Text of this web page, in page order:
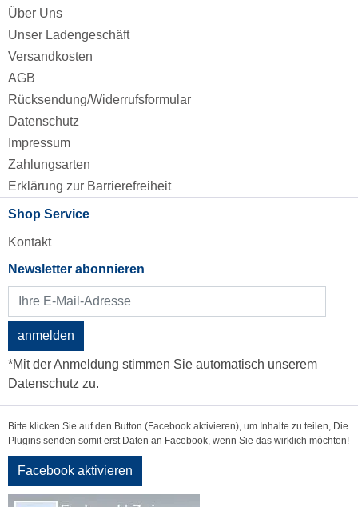
Über Uns
Unser Ladengeschäft
Versandkosten
AGB
Rücksendung/Widerrufsformular
Datenschutz
Impressum
Zahlungsarten
Erklärung zur Barrierefreiheit
Shop Service
Kontakt
Newsletter abonnieren
anmelden
*Mit der Anmeldung stimmen Sie automatisch unserem
Datenschutz zu.
Bitte klicken Sie auf den Button (Facebook aktivieren), um Inhalte zu teilen, Die
Plugins senden somit erst Daten an Facebook, wenn Sie das wirklich möchten!
Facebook aktivieren